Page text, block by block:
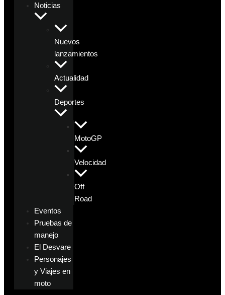
Noticias
Nuevos
lanzamientos
Actualidad
Deportes
MotoGP
Velocidad
Off
Road
Eventos
Pruebas de
manejo
El Desvare
Personajes
y Viajes en
moto